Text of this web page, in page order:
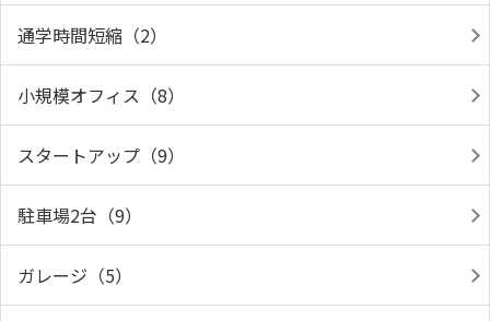
通学時間短縮（2）
小規模オフィス（8）
スタートアップ（9）
駐車場2台（9）
ガレージ（5）